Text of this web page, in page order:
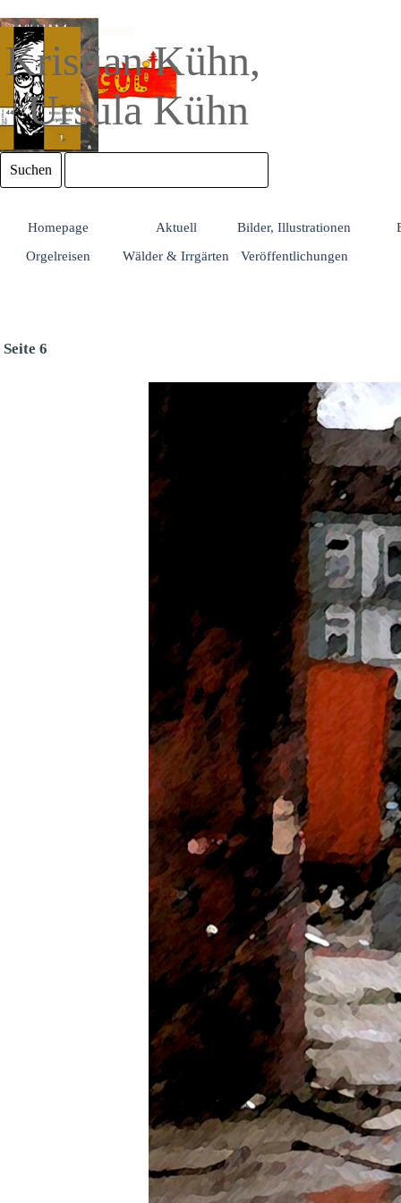
Kristian Kühn,
Ursula Kühn
Suchen
Homepage Aktuell Bilder, Illustrationen
Orgelreisen
Wälder & Irrgärten Veröffentlichungen
Seite 6